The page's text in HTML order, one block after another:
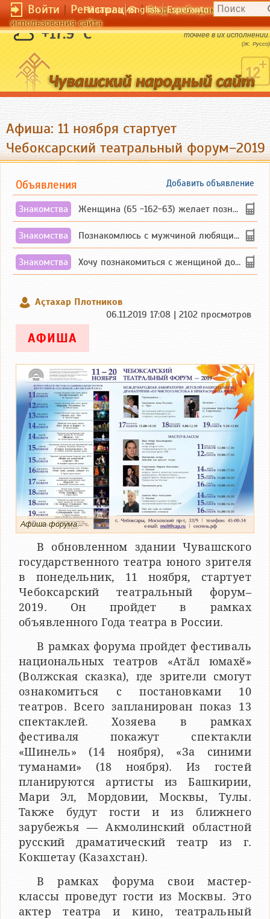
Войти|Регистрация|Вход необходим для
использования сайта
Чӑвашла English Esperanto
+17.9 °C
Кто осторожнее в своих обещаниях, тот
точнее в их исполнении.
(Ж. Руссо)
Афиша: 11 ноября стартует
Чебоксарский театральный форум–2019
Добавить объявление
Объявления
Знакомства Женщина (65 -162-63) желает познакомиться с одиноким, добродушным, без вредных ...
Знакомства Познакомлюсь с мужчиной любящим танцевать и петь на родном чувашском языке
Знакомства Хочу познакомиться с женщиной до 55 лет чувашской или русской национальности дл...
Аçтахар Плотников
06.11.2019 17:08 | 2102 просмотров
АФИША
Афиша форума
В обновленном здании Чувашского
государственного театра юного зрителя
в понедельник, 11 ноября, стартует
Чебоксарский театральный форум–
2019. Он пройдет в рамках
объявленного Года театра в России.
В рамках форума пройдет фестиваль
национальных театров «Атӑл юмахӗ»
(Волжская сказка), где зрители смогут
ознакомиться с постановками 10
театров. Всего запланирован показ 13
спектаклей. Хозяева в рамках
фестиваля покажут спектакли
«Шинель» (14 ноября), «За синими
туманами» (18 ноября). Из гостей
планируются артисты из Башкирии,
Мари Эл, Мордовии, Москвы, Тулы.
Также будут гости и из ближнего
зарубежья — Акмолинский областной
русский драматический театр из г.
Кокшетау (Казахстан).
В рамках форума свои мастер-
классы проведут гости из Москвы. Это
актер театра и кино, театральный